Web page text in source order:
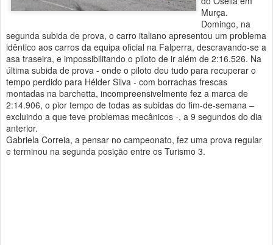
Murça.
Domingo, na
segunda subida de prova, o carro italiano apresentou um problema
idêntico aos carros da equipa oficial na Falperra, descravando-se a
asa traseira, e impossibilitando o piloto de ir além de 2:16.526. Na
última subida de prova - onde o piloto deu tudo para recuperar o
tempo perdido para Hélder Silva - com borrachas frescas
montadas na barchetta, incompreensivelmente fez a marca de
2:14.906, o pior tempo de todas as subidas do fim-de-semana –
excluindo a que teve problemas mecânicos -, a 9 segundos do dia
anterior.
Gabriela Correia, a pensar no campeonato, fez uma prova regular
e terminou na segunda posição entre os Turismo 3.